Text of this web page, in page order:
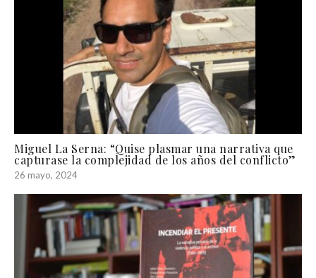
Miguel La Serna: “Quise plasmar una narrativa que
capturase la complejidad de los años del conflicto”
26 mayo, 2024